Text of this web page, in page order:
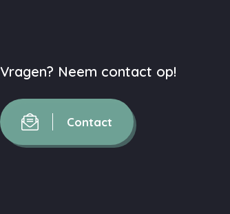
Vragen? Neem contact op!
Contact